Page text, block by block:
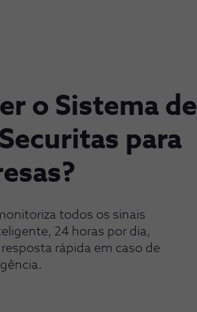
o Sistema de
para
todos os sinais
24 horas por dia,
rápida em caso de